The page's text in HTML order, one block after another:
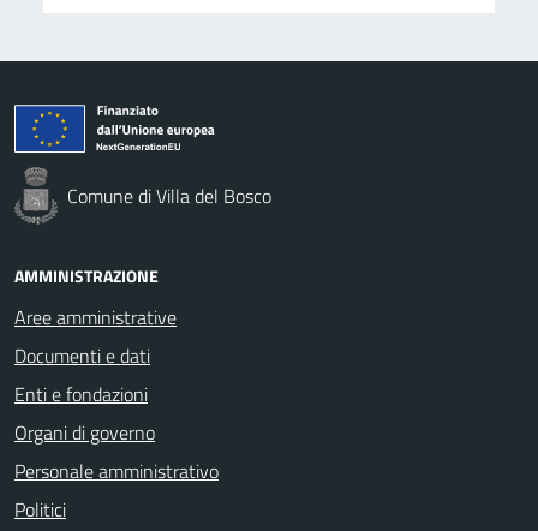
Comune di Villa del Bosco
AMMINISTRAZIONE
Aree amministrative
Documenti e dati
Enti e fondazioni
Organi di governo
Personale amministrativo
Politici